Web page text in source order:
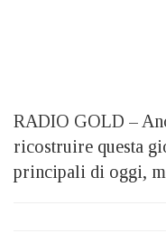
RADIO GOLD –
ricostruire questa
principali di oggi,